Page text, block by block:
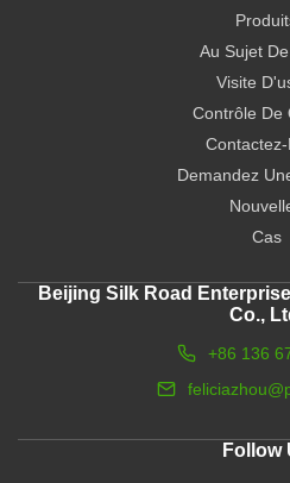
Au Sujet
Visite
Contrôle De
Demandez
Cas
Beijing Silk Road
Co.,
+86 136
Follow